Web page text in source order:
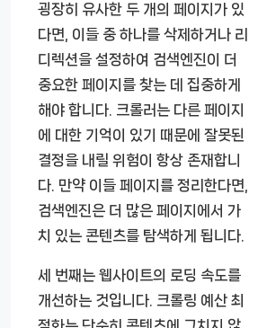
굉장히 유사한 두 개의 페이지가 있
다면, 이들 중 하나를 삭제하거나 리
디렉션을 설정하여 검색엔진이 더
중요한 페이지를 찾는 데 집중하게
해야 합니다. 크롤러는 다른 페이지
에 대한 기억이 있기 때문에 잘못된
결정을 내릴 위험이 항상 존재합니
다. 만약 이들 페이지를 정리한다면,
검색엔진은 더 많은 페이지에서 가
치 있는 콘텐츠를 탐색하게 됩니다.
세 번째는 웹사이트의 로딩 속도를
개선하는 것입니다. 크롤링 예산 최